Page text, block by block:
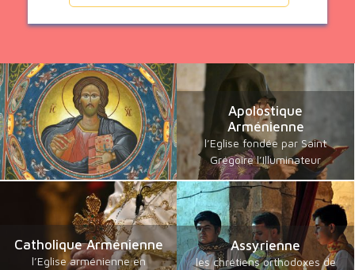
Apolostique
Arménienne
l’Eglise fondée par Saint
Grégoire l’Illuminateur
Catholique Arménienne
l’Eglise arménienne en
Assyrienne
les chrétiens orthodoxes de